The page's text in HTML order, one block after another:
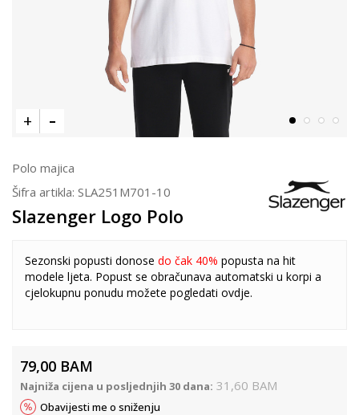
Polo majica
Šifra artikla: SLA251M701-10
Slazenger Logo Polo
Sezonski popusti donose do čak 40% popusta na hit
modele ljeta. Popust se obračunava automatski u korpi a
cjelokupnu ponudu možete pogledati ovdje.
79,00 BAM
Najniža cijena u posljednjih 30 dana: 31,60 BAM
Obavijesti me o sniženju